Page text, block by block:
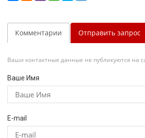
Комментарии Отправить запрос
Ваши контактные данные не публикуются на
Ваше Имя
E-mail